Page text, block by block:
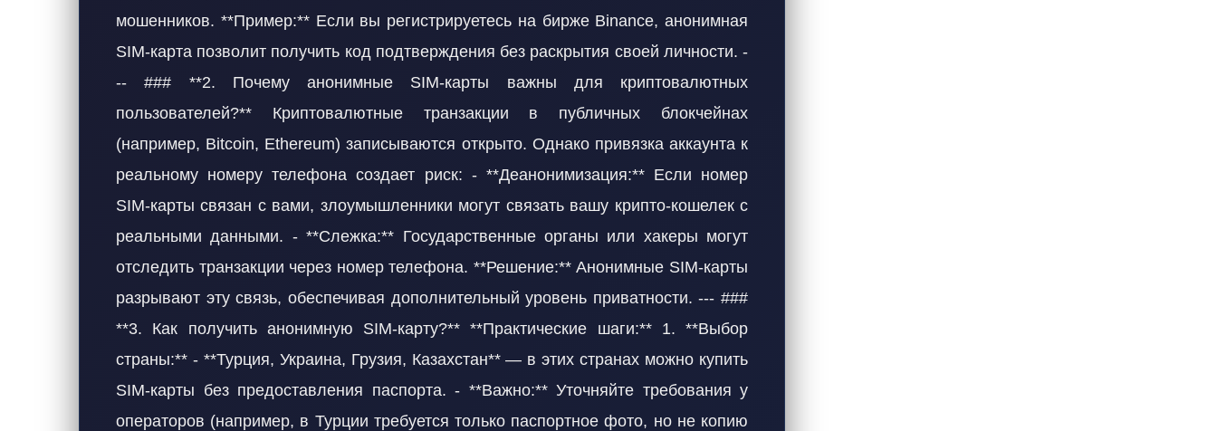
мошенников. **Пример:** Если вы регистрируетесь на бирже Binance, анонимная
SIM-карта позволит получить код подтверждения без раскрытия своей личности. -
-- ### **2. Почему анонимные SIM-карты важны для криптовалютных
пользователей?** Криптовалютные транзакции в публичных блокчейнах
(например, Bitcoin, Ethereum) записываются открыто. Однако привязка аккаунта к
реальному номеру телефона создает риск: - **Деанонимизация:** Если номер
SIM-карты связан с вами, злоумышленники могут связать вашу крипто-кошелек с
реальными данными. - **Слежка:** Государственные органы или хакеры могут
отследить транзакции через номер телефона. **Решение:** Анонимные SIM-карты
разрывают эту связь, обеспечивая дополнительный уровень приватности. --- ###
**3. Как получить анонимную SIM-карту?** **Практические шаги:** 1. **Выбор
страны:** - **Турция, Украина, Грузия, Казахстан** — в этих странах можно купить
SIM-карты без предоставления паспорта. - **Важно:** Уточняйте требования у
операторов (например, в Турции требуется только паспортное фото, но не копию